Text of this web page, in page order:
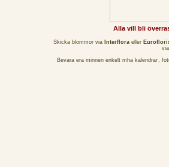
Alla vill bli
Skicka blommor via Interflora eller
Bevara era minnen enkelt mha kalendrar,